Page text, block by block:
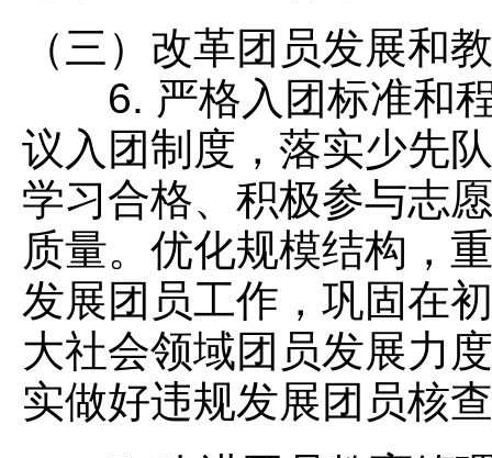
（三）改革团员发展和
6. 严格入团标准和程
议入团制度，落实少先
学习合格、积极参与志
质量。优化规模结构，
发展团员工作，巩固在
大社会领域团员发展力
实做好违规发展团员核